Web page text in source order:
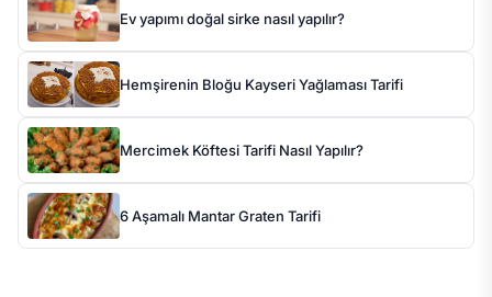
Ev yapımı doğal sirke nasıl yapılır?
Hemşirenin Bloğu Kayseri Yağlaması Tarifi
Mercimek Köftesi Tarifi Nasıl Yapılır?
6 Aşamalı Mantar Graten Tarifi